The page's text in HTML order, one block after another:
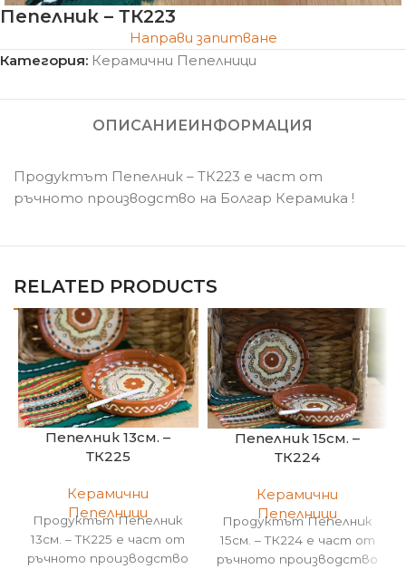
Пепелник – ТК223
Направи запитване
Категория: Керамични Пепелници
ОПИСАНИЕИНФОРМАЦИЯ
Продуктът Пепелник – ТК223 е част от
ръчното производство на Болгар Керамика !
RELATED PRODUCTS
Пепелник 13см. –
ТК225
Керамични
Пепелници
Продуктът Пепелник
13см. – ТК225 е част от
ръчното производство
Пепелник 15см. –
ТК224
Керамични
Пепелници
Продуктът Пепелник
15см. – ТК224 е част от
ръчното производство